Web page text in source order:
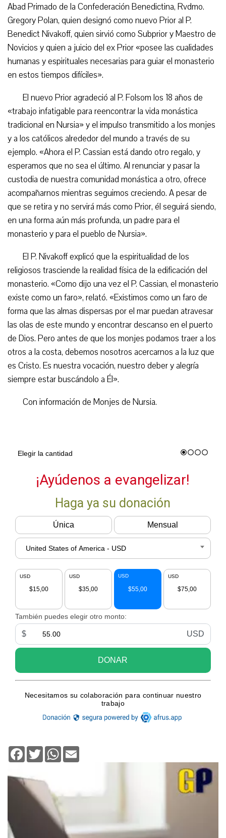
Abad Primado de la Confederación Benedictina, Rvdmo.
Gregory Polan, quien designó como nuevo Prior al P.
Benedict Nivakoff, quien sirvió como Subprior y Maestro de
Novicios y quien a juicio del ex Prior «posee las cualidades
humanas y espirituales necesarias para guiar el monasterio
en estos tiempos difíciles».
El nuevo Prior agradeció al P. Folsom los 18 años de
«trabajo infatigable para reencontrar la vida monástica
tradicional en Nursia» y el impulso transmitido a los monjes
y a los católicos alrededor del mundo a través de su
ejemplo. «Ahora el P. Cassian está dando otro regalo, y
esperamos que no sea el último. Al renunciar y pasar la
custodia de nuestra comunidad monástica a otro, ofrece
acompañarnos mientras seguimos creciendo. A pesar de
que se retira y no servirá más como Prior, él seguirá siendo,
en una forma aún más profunda, un padre para el
monasterio y para el pueblo de Nursia».
El P. Nivakoff explicó que la espiritualidad de los
religiosos trasciende la realidad física de la edificación del
monasterio. «Como dijo una vez el P. Cassian, el monasterio
existe como un faro», relató. «Existimos como un faro de
forma que las almas dispersas por el mar puedan atravesar
las olas de este mundo y encontrar descanso en el puerto
de Dios. Pero antes de que los monjes podamos traer a los
otros a la costa, debemos nosotros acercarnos a la luz que
es Cristo. Es nuestra vocación, nuestro deber y alegría
siempre estar buscándolo a Él».
Con información de Monjes de Nursia.
Facebook
TwitterWhatsApp